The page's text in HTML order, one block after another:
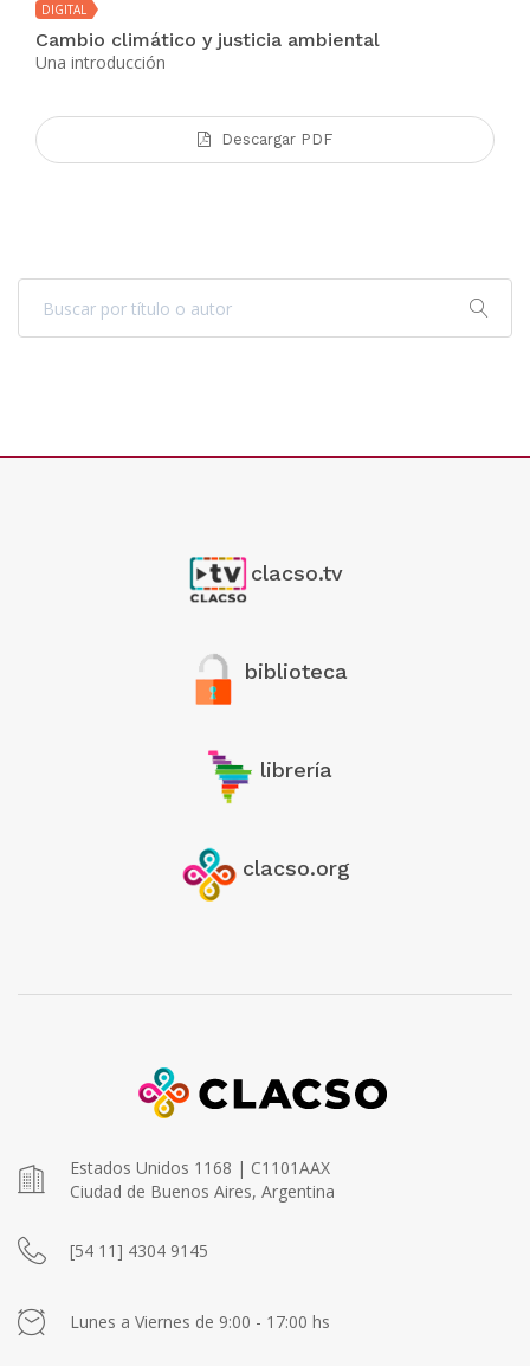
DIGITAL
Cambio climático y justicia ambiental
Una introducción
Descargar PDF
clacso.tv
biblioteca
librería
clacso.org
Estados Unidos 1168 | C1101AAX
Ciudad de Buenos Aires, Argentina
[54 11] 4304 9145
Lunes a Viernes de 9:00 - 17:00 hs